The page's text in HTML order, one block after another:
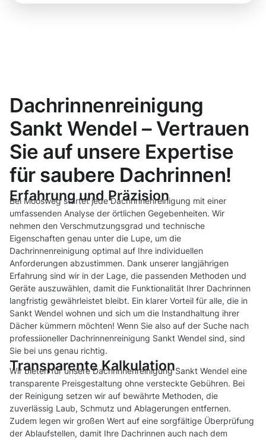
Dachrinnenreinigung
Sankt Wendel – Vertrauen
Sie auf unsere Expertise
für saubere Dachrinnen!
Erfahrung und Präzision
Bei Moosweg startet jede Dachrinnenreinigung mit einer
umfassenden Analyse der örtlichen Gegebenheiten. Wir
nehmen den Verschmutzungsgrad und technische
Eigenschaften genau unter die Lupe, um die
Dachrinnenreinigung optimal auf Ihre individuellen
Anforderungen abzustimmen. Dank unserer langjährigen
Erfahrung sind wir in der Lage, die passenden Methoden und
Geräte auszuwählen, damit die Funktionalität Ihrer Dachrinnen
langfristig gewährleistet bleibt. Ein klarer Vorteil für alle, die in
Sankt Wendel wohnen und sich um die Instandhaltung ihrer
Dächer kümmern möchten! Wenn Sie also auf der Suche nach
professiioneller Dachrinnenreinigung Sankt Wendel sind, sind
Sie bei uns genau richtig.
Transparente Kalkulation
Wir bieten für unsere Dachrinnenreinigung Sankt Wendel eine
transparente Preisgestaltung ohne versteckte Gebühren. Bei
der Reinigung setzen wir auf bewährte Methoden, die
zuverlässig Laub, Schmutz und Ablagerungen entfernen.
Zudem legen wir großen Wert auf eine sorgfältige Überprüfung
der Ablaufstellen, damit Ihre Dachrinnen auch nach dem